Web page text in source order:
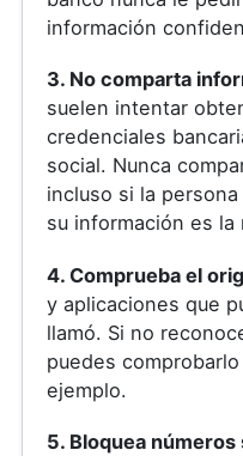
información
3. No comparta
suelen intentar
credenciales
social. Nunca
incluso si la
su información es
4. Comprueba el
y aplicaciones que
llamó. Si no
puedes
ejemplo.
5. Bloquea